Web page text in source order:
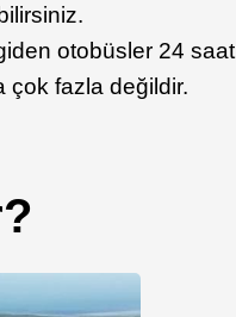
otobüsler 24 saat
çok fazla değildir.